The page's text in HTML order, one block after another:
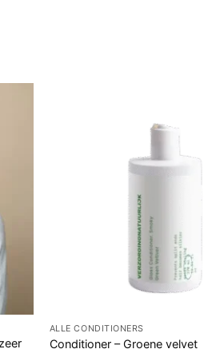
ALLE CONDITIONERS
Conditioner – Groene velvet